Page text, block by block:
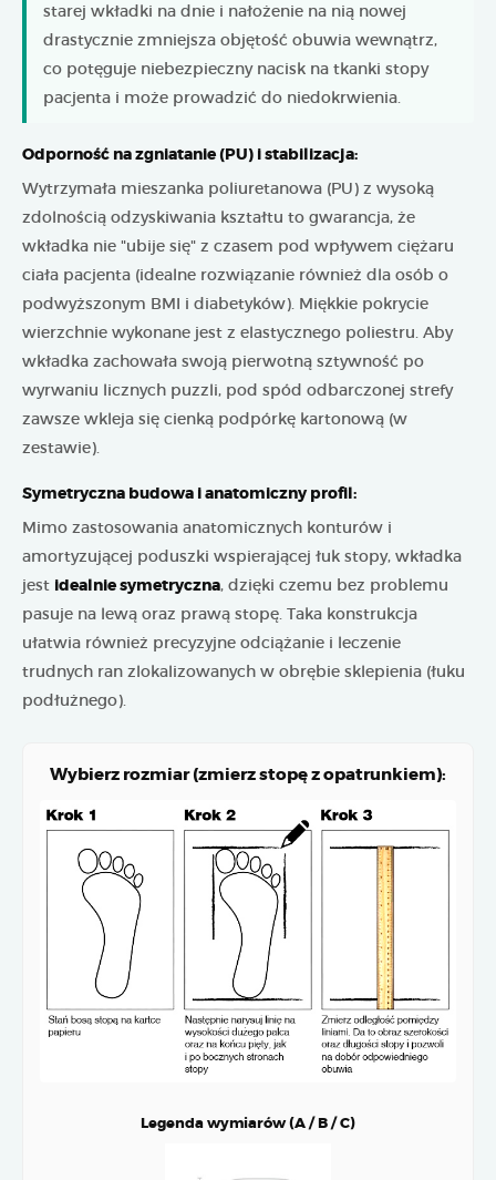
starej wkładki na dnie i nałożenie na nią nowej
drastycznie zmniejsza objętość obuwia wewnątrz,
co potęguje niebezpieczny nacisk na tkanki stopy
pacjenta i może prowadzić do niedokrwienia.
Odporność na zgniatanie (PU) i stabilizacja:
Wytrzymała mieszanka poliuretanowa (PU) z wysoką
zdolnością odzyskiwania kształtu to gwarancja, że
wkładka nie "ubije się" z czasem pod wpływem ciężaru
ciała pacjenta (idealne rozwiązanie również dla osób o
podwyższonym BMI i diabetyków). Miękkie pokrycie
wierzchnie wykonane jest z elastycznego poliestru. Aby
wkładka zachowała swoją pierwotną sztywność po
wyrwaniu licznych puzzli, pod spód odbarczonej strefy
zawsze wkleja się cienką podpórkę kartonową (w
zestawie).
Symetryczna budowa i anatomiczny profil:
Mimo zastosowania anatomicznych konturów i
amortyzującej poduszki wspierającej łuk stopy, wkładka
jest idealnie symetryczna, dzięki czemu bez problemu
pasuje na lewą oraz prawą stopę. Taka konstrukcja
ułatwia również precyzyjne odciążanie i leczenie
trudnych ran zlokalizowanych w obrębie sklepienia (łuku
podłużnego).
Wybierz rozmiar (zmierz stopę z opatrunkiem):
Legenda wymiarów (A / B / C)